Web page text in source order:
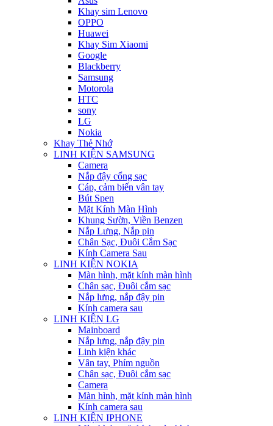
Khay sim Lenovo
OPPO
Huawei
Khay Sim Xiaomi
Google
Blackberry
Samsung
Motorola
HTC
sony
LG
Nokia
Khay Thẻ Nhớ
LINH KIỆN SAMSUNG
Camera
Nắp đậy cổng sạc
Cáp, cảm biến vân tay
Bút Spen
Mặt Kính Màn Hình
Khung Sườn, Viền Benzen
Nắp Lưng, Nắp pin
Chân Sạc, Đuôi Cắm Sạc
Kính Camera Sau
LINH KIỆN NOKIA
Màn hình, mặt kính màn hình
Chân sạc, Đuôi cắm sạc
Nắp lưng, nắp đậy pin
Kính camera sau
LINH KIỆN LG
Mainboard
Nắp lưng, nắp đậy pin
Linh kiện khác
Vân tay, Phím nguồn
Chân sạc, Đuôi cắm sạc
Camera
Màn hình, mặt kính màn hình
Kính camera sau
LINH KIỆN IPHONE